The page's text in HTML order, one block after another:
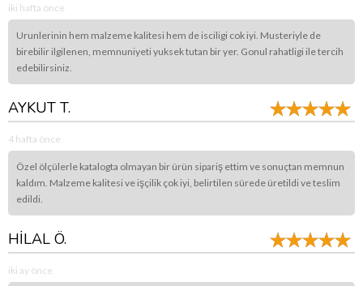
iki hafta önce
Urunlerinin hem malzeme kalitesi hem de isciligi cok iyi. Musteriyle de
birebilir ilgilenen, memnuniyeti yuksek tutan bir yer. Gonul rahatligi ile tercih
edebilirsiniz.
AYKUT T.
4 hafta önce
Özel ölçülerle katalogta olmayan bir ürün sipariş ettim ve sonuçtan memnun
kaldım. Malzeme kalitesi ve işçilik çok iyi, belirtilen sürede üretildi ve teslim
edildi.
HİLAL Ö.
iki ay önce